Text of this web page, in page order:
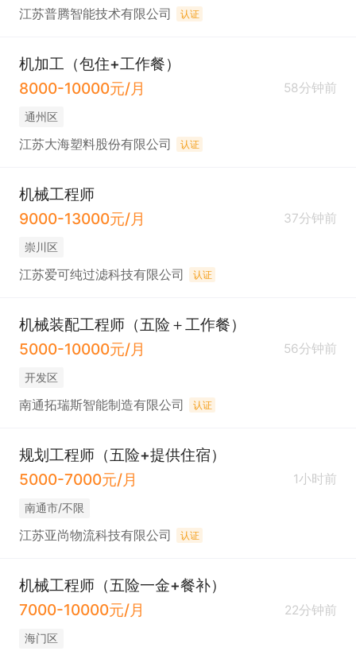
江苏普腾智能技术有限公司 认证
机加工（包住+工作餐）
8000-10000元/月
58分钟前
通州区
江苏大海塑料股份有限公司 认证
机械工程师
9000-13000元/月
37分钟前
崇川区
江苏爱可纯过滤科技有限公司 认证
机械装配工程师（五险＋工作餐）
5000-10000元/月
56分钟前
开发区
南通拓瑞斯智能制造有限公司 认证
规划工程师（五险+提供住宿）
5000-7000元/月
1小时前
南通市/不限
江苏亚尚物流科技有限公司 认证
机械工程师（五险一金+餐补）
7000-10000元/月
22分钟前
海门区